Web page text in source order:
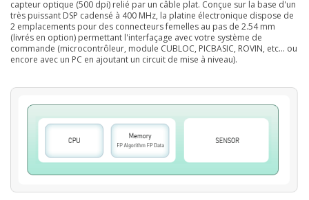
capteur optique (500 dpi) relié par un câble plat. Conçue sur la base d'un
très puissant DSP cadensé à 400 MHz, la platine électronique dispose de
2 emplacements pour des connecteurs femelles au pas de 2.54 mm
(livrés en option) permettant l'interfaçage avec votre système de
commande (microcontrôleur, module CUBLOC, PICBASIC, ROVIN, etc... ou
encore avec un PC en ajoutant un circuit de mise à niveau).